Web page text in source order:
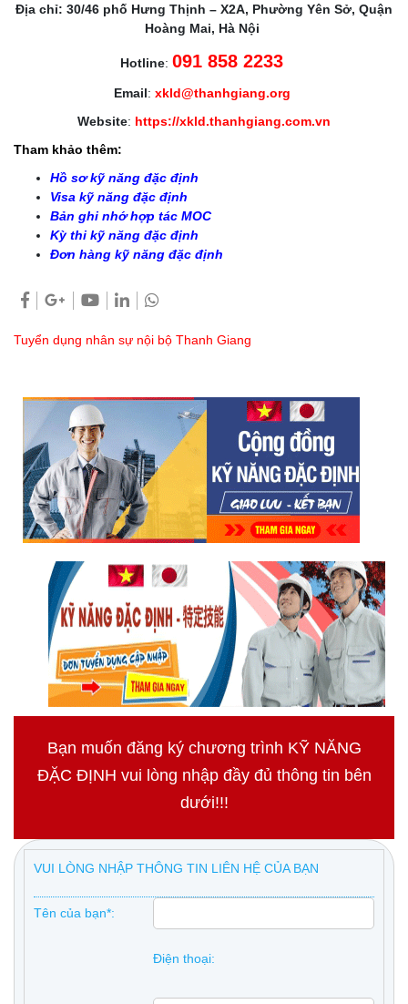
Địa chỉ: 30/46 phố Hưng Thịnh – X2A, Phường Yên Sở, Quận
Hoàng Mai, Hà Nội
Hotline: 091 858 2233
Email: xkld@thanhgiang.org
Website: https://xkld.thanhgiang.com.vn
Tham khảo thêm:
Hồ sơ kỹ năng đặc định
Visa kỹ năng đặc định
Bản ghi nhớ hợp tác MOC
Kỳ thi kỹ năng đặc định
Đơn hàng kỹ năng đặc định
Tuyển dụng nhân sự nội bộ Thanh Giang
Bạn muốn đăng ký chương trình KỸ NĂNG
ĐẶC ĐỊNH vui lòng nhập đầy đủ thông tin bên
dưới!!!
VUI LÒNG NHẬP THÔNG TIN LIÊN HỆ CỦA BẠN
Tên của bạn*:
Điện thoại: